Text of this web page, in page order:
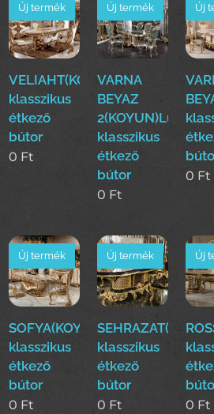
VELIAHT(KOYUN)Luxus
klasszikus
étkező
bútor
Új termék
0 Ft
VARNA
BEYAZ
2(KOYUN)Luxus
klasszikus
étkező
bútor
Új termék
0 Ft
Új
0 Ft
SOFYA(KOYUN)Luxus
klasszikus
étkező
bútor
Új termék
0 Ft
klasszikus
étkező
bútor
Új termék
0 Ft
Új
0 Ft